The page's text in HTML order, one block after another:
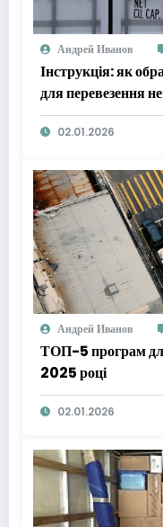
Андрей Иванов
Інструкція: як
для перевезення
02.01.2026
Андрей Иванов
ТОП-5 програм
2025 році
02.01.2026